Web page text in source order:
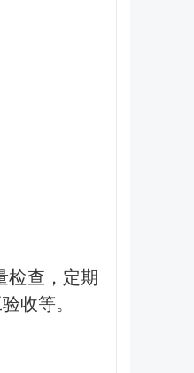
检查，定期
收等。